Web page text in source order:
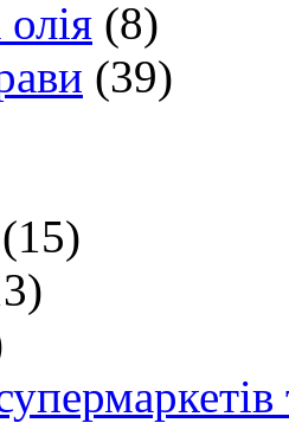
(8)
(39)
(15)